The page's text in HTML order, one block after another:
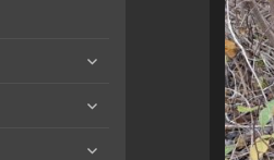
expand
menu
expand
menu
expand